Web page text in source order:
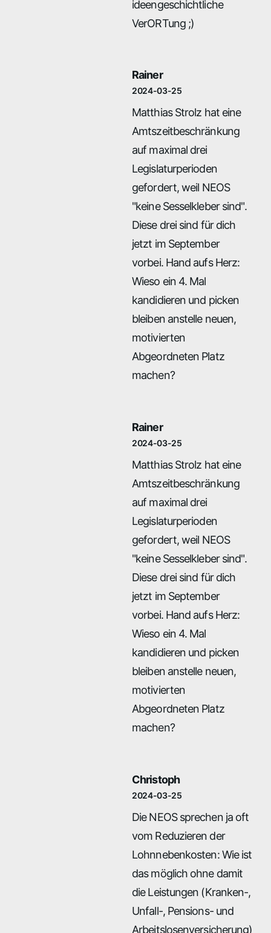
ideengeschichtliche
VerORTung ;)
Rainer
2024-03-25
Matthias Strolz hat eine
Amtszeitbeschränkung
auf maximal drei
Legislaturperioden
gefordert, weil NEOS
"keine Sesselkleber sind".
Diese drei sind für dich
jetzt im September
vorbei. Hand aufs Herz:
Wieso ein 4. Mal
kandidieren und picken
bleiben anstelle neuen,
motivierten
Abgeordneten Platz
machen?
Rainer
2024-03-25
Matthias Strolz hat eine
Amtszeitbeschränkung
auf maximal drei
Legislaturperioden
gefordert, weil NEOS
"keine Sesselkleber sind".
Diese drei sind für dich
jetzt im September
vorbei. Hand aufs Herz:
Wieso ein 4. Mal
kandidieren und picken
bleiben anstelle neuen,
motivierten
Abgeordneten Platz
machen?
Christoph
2024-03-25
Die NEOS sprechen ja oft
vom Reduzieren der
Lohnnebenkosten: Wie ist
das möglich ohne damit
die Leistungen (Kranken-,
Unfall-, Pensions- und
Arbeitslosenversicherung)